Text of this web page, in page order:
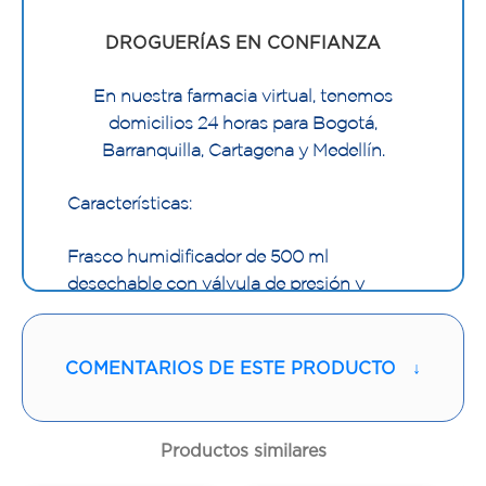
DROGUERÍAS EN CONFIANZA
En nuestra farmacia virtual, tenemos
domicilios 24 horas para Bogotá,
Barranquilla, Cartagena y Medellín.
Características:
Frasco humidificador de 500 ml
desechable con válvula de presión y
adaptador a flujómetro.
Usado para acondicionar el oxígeno
durante la oxígeno terapia para prevenir
secreciones espesas, tapones mucosos,
COMENTARIOS DE ESTE PRODUCTO ↓
Productos similares